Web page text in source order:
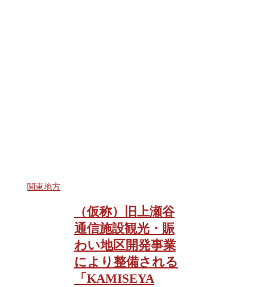
関東地方
（仮称）旧上瀬谷
通信施設観光・賑
わい地区開発事業
により整備される
「KAMISEYA